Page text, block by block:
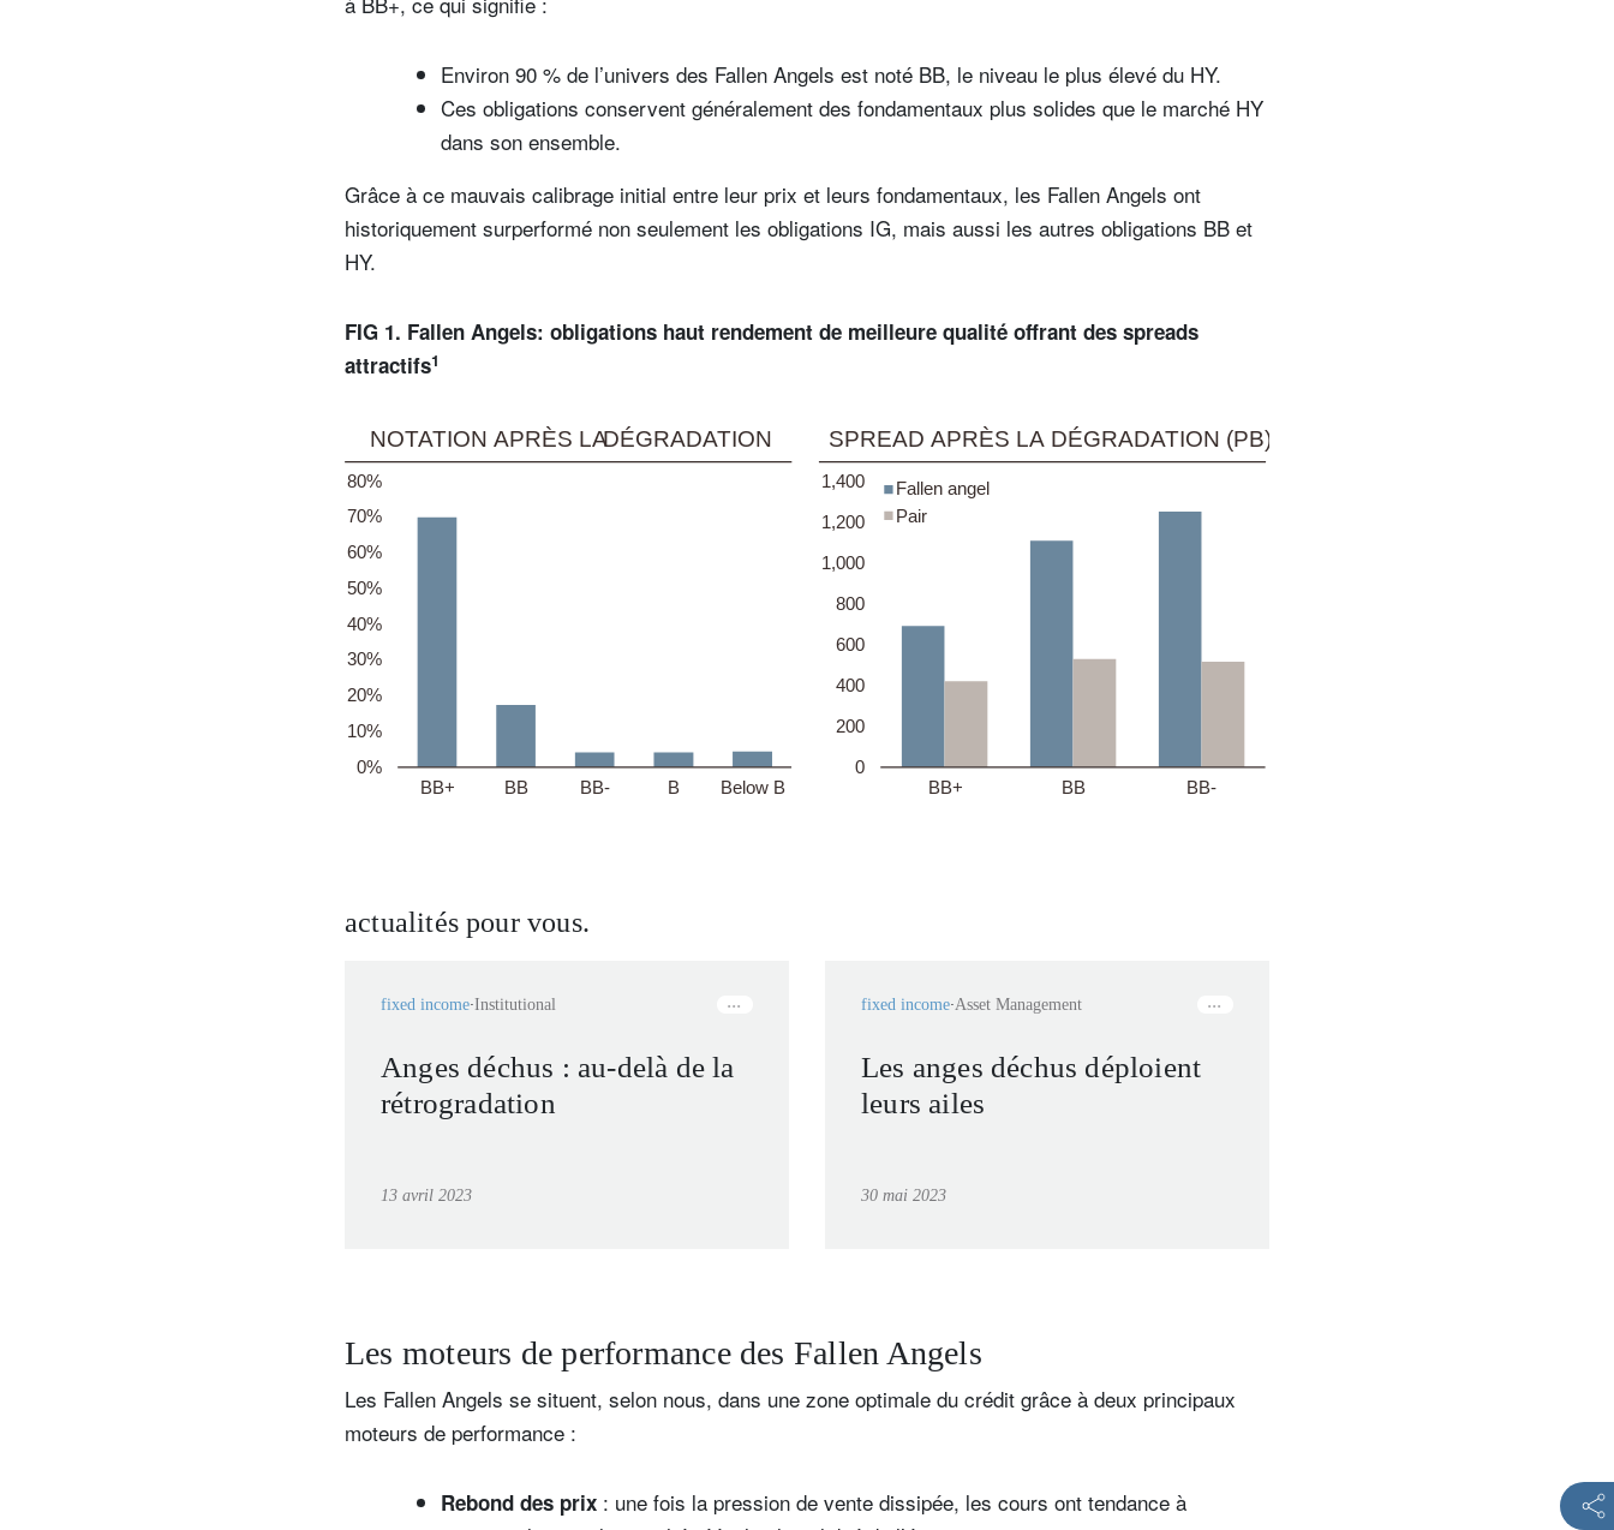
Environ 90 % de l’univers des Fallen Angels est noté BB, le niveau le plus élevé du HY.
Ces obligations conservent généralement des fondamentaux plus solides que le marché HY
dans son ensemble.
Grâce à ce mauvais calibrage initial entre leur prix et leurs fondamentaux, les Fallen Angels ont
historiquement surperformé non seulement les obligations IG, mais aussi les autres obligations BB et
HY.
FIG 1. Fallen Angels: obligations haut rendement de meilleure qualité offrant des spreads
attractifs1
actualités pour vous.
fixed income Institutional
Anges déchus : au-delà de la
rétrogradation
13 avril 2023
fixed income Asset Management
Les anges déchus déploient
leurs ailes
30 mai 2023
Les moteurs de performance des Fallen Angels
Les Fallen Angels se situent, selon nous, dans une zone optimale du crédit grâce à deux principaux
moteurs de performance :
Rebond des prix : une fois la pression de vente dissipée, les cours ont tendance à